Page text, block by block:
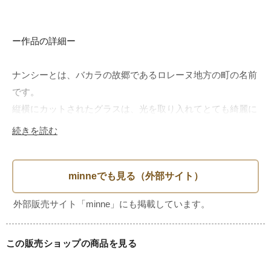
ー作品の詳細ー
ナンシーとは、バカラの故郷であるロレーヌ地方の町の名前
です。
縦横にカットされたグラスは、光を取り入れてとても綺麗に
輝きます。
シンプルなデザインですが、だからこそカットの素晴らしさ
が際立ちます。
古くから変わることなく愛され続けてきて今もここにある人
気の理由が
手にして眺めた時に初めてわかる
続きを読む
この販売ショップの商品を見る